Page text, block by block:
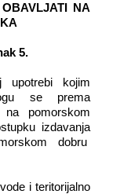
NA
5.
upotrebi kojim
se prema
na pomorskom
izdavanja
dobru
i teritorijalno